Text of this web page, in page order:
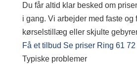
Du får altid klar besked om
i gang. Vi arbejder med faste og
kørselstillæg eller skjulte
Få et tilbud Se priser Ring 61
Typiske problemer